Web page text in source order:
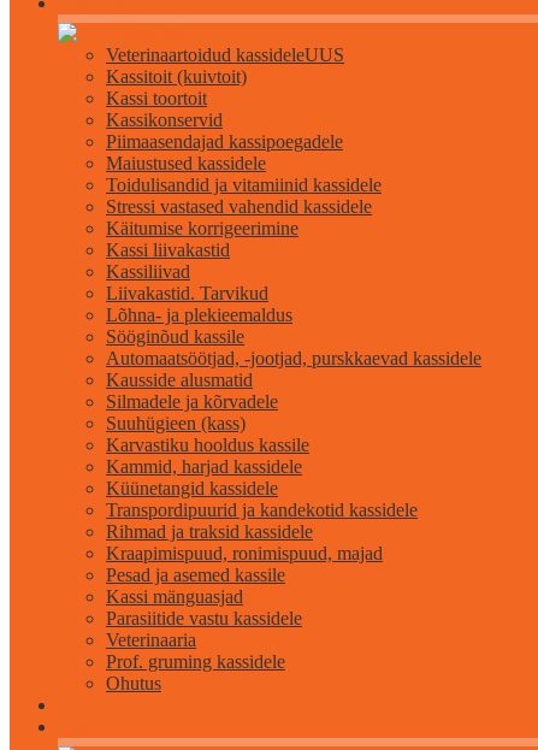
Veterinaartoidud kassideleUUS
Kassitoit (kuivtoit)
Kassi toortoit
Kassikonservid
Piimaasendajad kassipoegadele
Maiustused kassidele
Toidulisandid ja vitamiinid kassidele
Stressi vastased vahendid kassidele
Käitumise korrigeerimine
Kassi liivakastid
Kassiliivad
Liivakastid. Tarvikud
Lõhna- ja plekieemaldus
Sööginõud kassile
Automaatsöötjad, -jootjad, purskkaevad kassidele
Kausside alusmatid
Silmadele ja kõrvadele
Suuhügieen (kass)
Karvastiku hooldus kassile
Kammid, harjad kassidele
Küünetangid kassidele
Transpordipuurid ja kandekotid kassidele
Rihmad ja traksid kassidele
Kraapimispuud, ronimispuud, majad
Pesad ja asemed kassile
Kassi mänguasjad
Parasiitide vastu kassidele
Veterinaaria
Prof. gruming kassidele
Ohutus